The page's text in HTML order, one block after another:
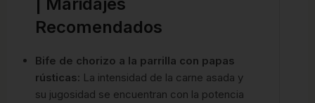
Recomendados
Bife de chorizo a la parrilla con papas
rústicas: La intensidad de la carne asada y
su jugosidad se encuentran con la potencia